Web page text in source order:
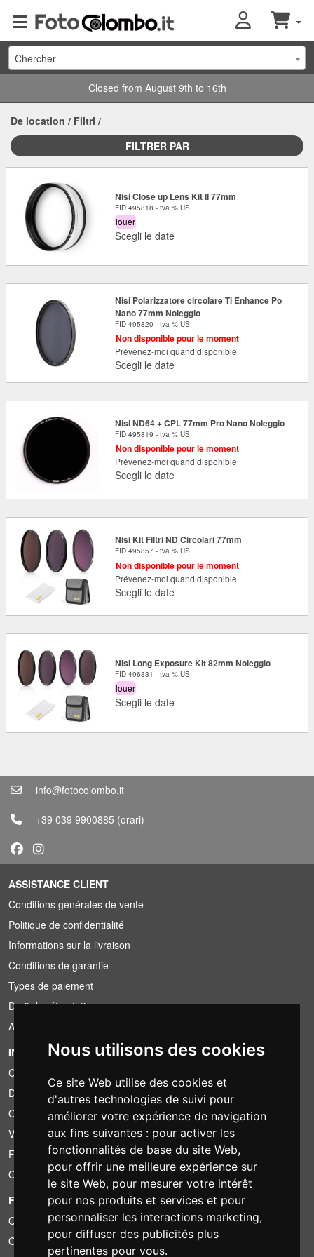
Nous utilisons des cookies
Ce site Web utilise des cookies et
d'autres technologies de suivi pour
améliorer votre expérience de navigation
aux fins suivantes : pour activer les
fonctionnalités de base du site Web,
pour offrir une meilleure expérience sur
le site Web, pour mesurer votre intérêt
pour nos produits et services et pour
personnaliser les interactions marketing,
pour diffuser des publicités plus
pertinentes pour vous.
Chercher
Closed from August 9th to 16th
De location / Filtri /
FILTRER PAR
Nisi Close up Lens Kit II 77mm
FID 495818 - tva % US
louer
Scegli le date
Nisi Polarizzatore circolare Ti Enhance Po
Nano 77mm Noleggio
FID 495820 - tva % US
Non disponible pour le moment
Prévenez-moi quand disponible
Scegli le date
Nisi ND64 + CPL 77mm Pro Nano Noleggio
FID 495819 - tva % US
Non disponible pour le moment
Prévenez-moi quand disponible
Scegli le date
Nisi Kit Filtri ND Circolari 77mm
FID 495857 - tva % US
Non disponible pour le moment
Prévenez-moi quand disponible
Scegli le date
Nisi Long Exposure Kit 82mm Noleggio
FID 496331 - tva % US
louer
Scegli le date
info@fotocolombo.it
+39 039 9900885 (orari)
ASSISTANCE CLIENT
Conditions générales de vente
Politique de confidentialité
Informations sur la livraison
Conditions de garantie
Types de paiement
Droit de rétractation
Application de la TVA
INFORMATION
Conditions de location
Devis
Offre groupée
Vous avez trouvé moins cher?
Financement
Occasion
FOTOCOLOMBO.IT
Qui sommes-nous
Où nous trouver